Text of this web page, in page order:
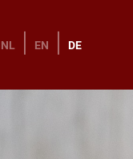
NL EN DE